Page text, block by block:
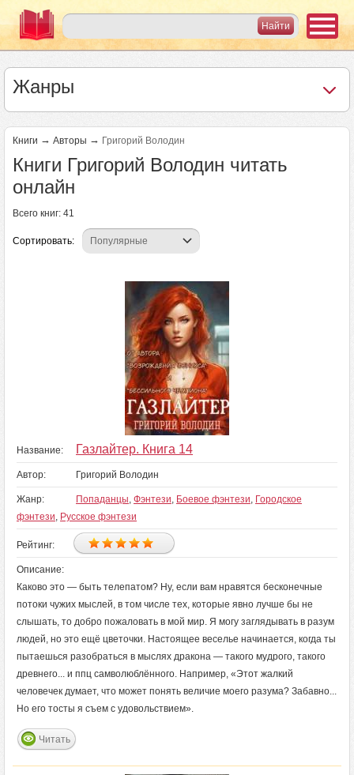
Жанры
Книги → Авторы → Григорий Володин
Книги Григорий Володин читать
онлайн
Всего книг: 41
Сортировать:
Название: Газлайтер. Книга 14
Автор: Григорий Володин
Жанр: Попаданцы, Фэнтези, Боевое фэнтези, Городское
фэнтези, Русское фэнтези
Рейтинг:
Описание:
Каково это — быть телепатом? Ну, если вам нравятся бесконечные
потоки чужих мыслей, в том числе тех, которые явно лучше бы не
слышать, то добро пожаловать в мой мир. Я могу заглядывать в разум
людей, но это ещё цветочки. Настоящее веселье начинается, когда ты
пытаешься разобраться в мыслях дракона — такого мудрого, такого
древнего... и ппц самволюблённого. Например, «Этот жалкий
человечек думает, что может понять величие моего разума? Забавно...
Но его тосты я съем с удовольствием».
Читать
Страницы